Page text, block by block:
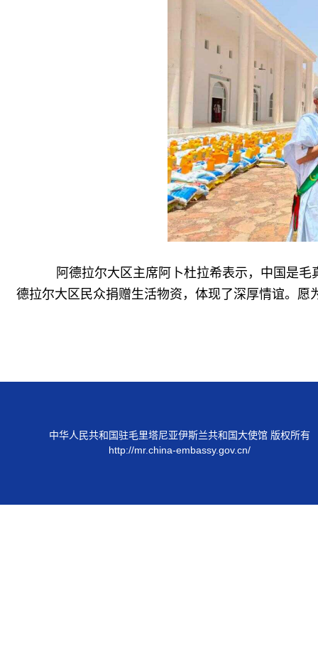
阿德拉尔大区主席阿卜杜拉希表示，中国是毛
德拉尔大区民众捐赠生活物资，体现了深厚情谊。
中华人民共和国驻毛里塔尼亚伊斯兰共和国大使馆 版权所有
http://mr.china-embassy.gov.cn/